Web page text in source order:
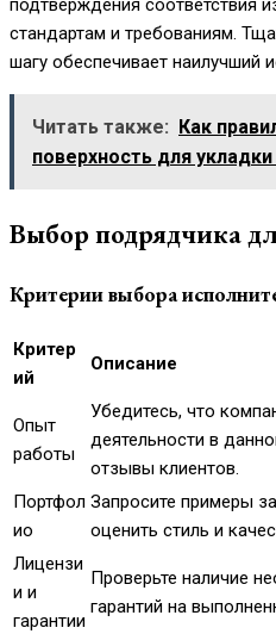
подтверждения соответствия
стандартам и требованиям.
шагу обеспечивает наилучший
Читать также:
Как
поверхность для
Выбор подрядчика
Критерии выбора
Критер
ий
Описание
Опыт
работы
Убедитесь, что
деятельности в
отзывы клиентов.
Портфол
ио
Запросите примеры
оценить стиль и
Лицензи
и и
гарантии
Проверьте наличие
гарантий на